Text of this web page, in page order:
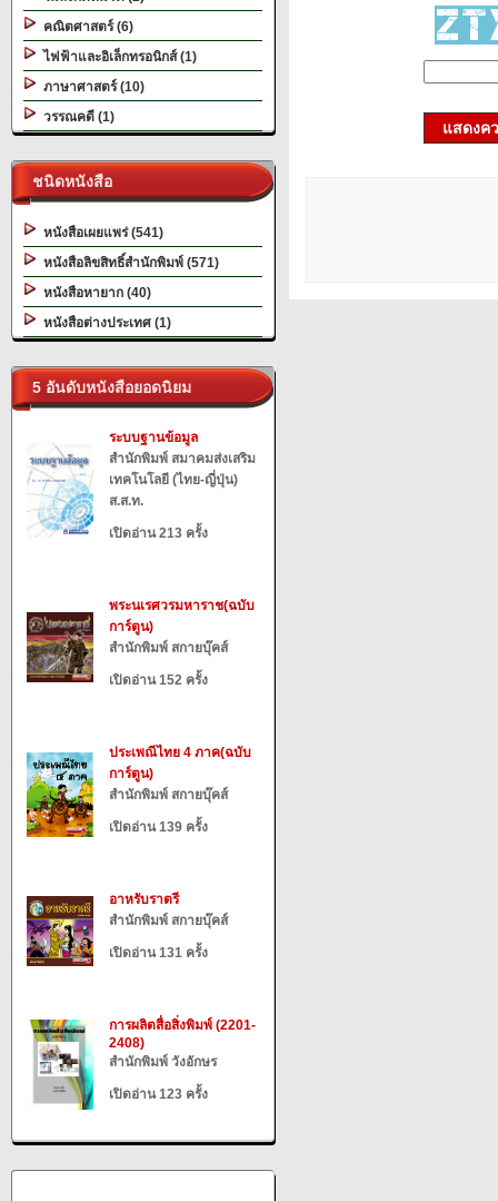
คณิตศาสตร์ (6)
ไฟฟ้าและอิเล็กทรอนิกส์ (1)
ภาษาศาสตร์ (10)
วรรณคดี (1)
ชนิดหนังสือ
หนังสือเผยแพร่ (541)
หนังสือลิขสิทธิ์สำนักพิมพ์ (571)
หนังสือหายาก (40)
หนังสือต่างประเทศ (1)
5 อันดับหนังสือยอดนิยม
ระบบฐานข้อมูล
สำนักพิมพ์ สมาคมส่งเสริม
เทคโนโลยี (ไทย-ญี่ปุ่น)
ส.ส.ท.
เปิดอ่าน 213 ครั้ง
พระนเรศวรมหาราช(ฉบับ
การ์ตูน)
สำนักพิมพ์ สกายบุ๊คส์
เปิดอ่าน 152 ครั้ง
ประเพณีไทย 4 ภาค(ฉบับ
การ์ตูน)
สำนักพิมพ์ สกายบุ๊คส์
เปิดอ่าน 139 ครั้ง
อาหรับราตรี
สำนักพิมพ์ สกายบุ๊คส์
เปิดอ่าน 131 ครั้ง
การผลิตสื่อสิ่งพิมพ์ (2201-
2408)
สำนักพิมพ์ วังอักษร
เปิดอ่าน 123 ครั้ง
แสดงค